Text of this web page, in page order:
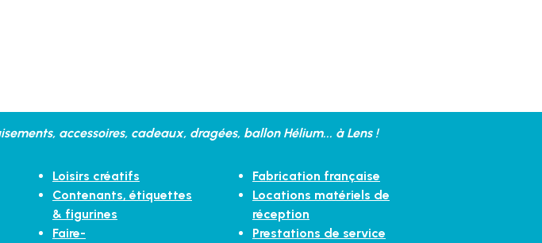
accessoires, cadeaux, dragées, ballon Hélium... à Lens !
Loisirs créatifs
Contenants, étiquettes
& figurines
Faire-
Fabrication française
Locations matériels de
réception
Prestations de service